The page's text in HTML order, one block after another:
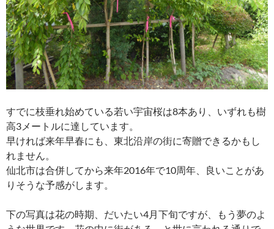
すでに枝垂れ始めている若い宇宙桜は8本あり、いずれも樹
高3メートルに達しています。
早ければ来年早春にも、東北沿岸の街に寄贈できるかもし
れません。
仙北市は合併してから来年2016年で10周年、良いことがあ
りそうな予感がします。
下の写真は花の時期、だいたい4月下旬ですが、もう夢のよ